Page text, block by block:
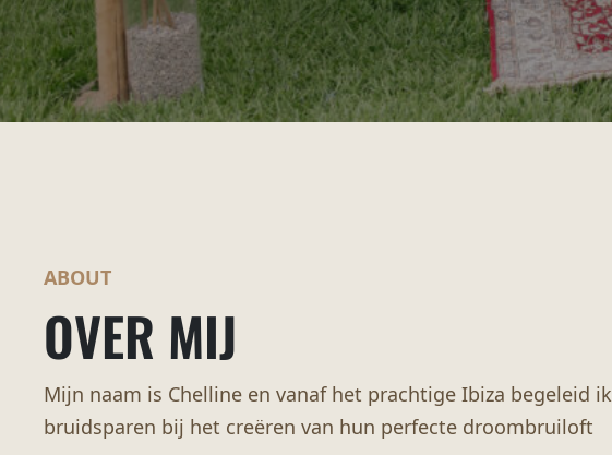
ABOUT
OVER MIJ
Mijn naam is Chelline en vanaf het prachtige Ibiza begeleid ik
bruidsparen bij het creëren van hun perfecte droombruiloft